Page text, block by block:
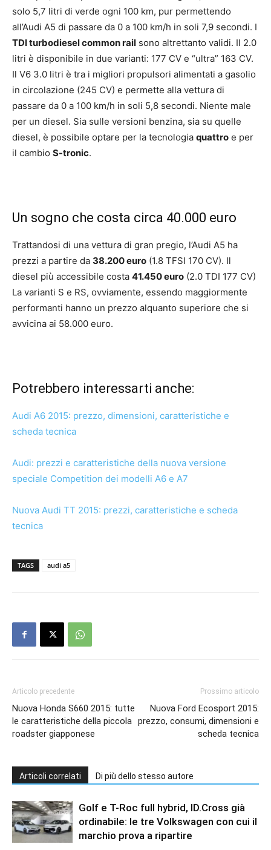
solo 5,7 litri di verde ogni 100 km, pur permettendo
all’Audi A5 di passare da 0 a 100 km/h in soli 7,9 secondi. I
TDI turbodiesel common rail sono altrettanto validi. Il 2.0
litri è disponibile in due varianti: 177 CV e “ultra” 163 CV.
Il V6 3.0 litri è tra i migliori propulsori alimentati a gasolio
in circolazione (245 CV) e permette alla vettura di
passare da 0 a 100 km/h in soli 5,8 secondi. Niente male
per un diesel. Sia sulle versioni benzina, sia su quelle
diesel, è possibile optare per la tecnologia quattro e per
il cambio S-tronic.
Un sogno che costa circa 40.000 euro
Trattandosi di una vettura di gran pregio, l’Audi A5 ha
prezzi a partire da 38.200 euro (1.8 TFSI 170 CV). Il
diesel più accessibile costa 41.450 euro (2.0 TDI 177 CV)
La varianti S e RS, ovviamente, essendo maggiormente
performanti hanno un prezzo alquanto superiore che si
avvicina ai 58.000 euro.
Potrebbero interessarti anche:
Audi A6 2015: prezzo, dimensioni, caratteristiche e
scheda tecnica
Audi: prezzi e caratteristiche della nuova versione
speciale Competition dei modelli A6 e A7
Nuova Audi TT 2015: prezzi, caratteristiche e scheda
tecnica
TAGS audi a5
Articolo precedente
Nuova Honda S660 2015: tutte
le caratteristiche della piccola
roadster giapponese
Prossimo articolo
Nuova Ford Ecosport 2015:
prezzo, consumi, dimensioni e
scheda tecnica
Articoli correlati Di più dello stesso autore
Golf e T-Roc full hybrid, ID.Cross già
ordinabile: le tre Volkswagen con cui il
marchio prova a ripartire